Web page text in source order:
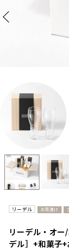
リーデル お茶漬け
リーデル・オ
デル］+和菓子